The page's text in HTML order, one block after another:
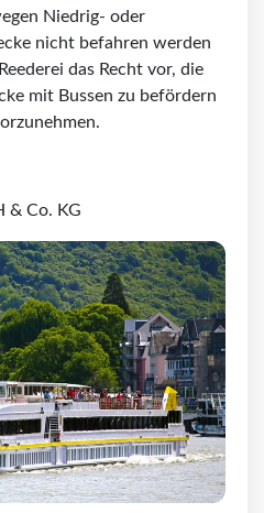
Niedrig- oder
nicht befahren werden
das Recht vor, die
mit Bussen zu befördern
& Co. KG